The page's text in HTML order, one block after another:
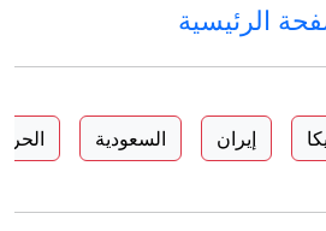
الرئيسية
إيران السعودية